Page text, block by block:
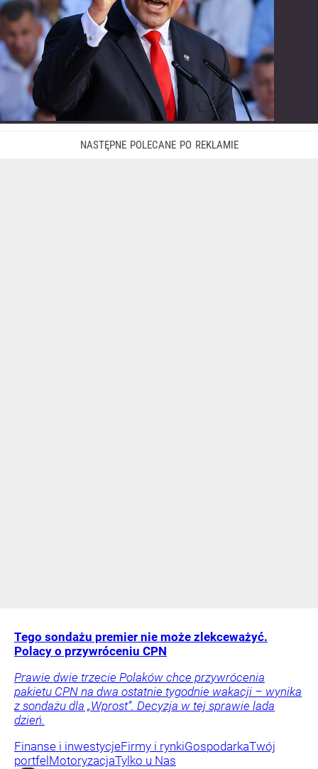
Tego sondażu premier nie może zlekceważyć.
Polacy o przywróceniu CPN
Prawie dwie trzecie Polaków chce przywrócenia
pakietu CPN na dwa ostatnie tygodnie wakacji – wynika
z sondażu dla „Wprost”. Decyzja w tej sprawie lada
dzień.
Finanse i inwestycjeFirmy i rynkiGospodarkaTwój
portfel MotoryzacjaTylko u Nas